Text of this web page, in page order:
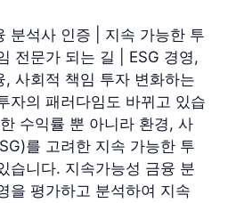
분석사 인증 | 지속 가능한 투
전문가 되는 길 | ESG 경영,
, 사회적 책임 투자 변화하는
자의 패러다임도 바뀌고 있습
수익률 뿐 아니라 환경, 사
를 고려한 지속 가능한 투
습니다. 지속가능성 금융 분
을 평가하고 분석하여 지속